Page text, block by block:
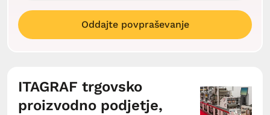
Oddajte povpraševanje
ITAGRAF trgovsko
proizvodno podjetje,